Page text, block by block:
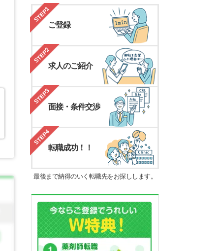
STEP1
ご登録
STEP2
求人のご紹介
STEP3
面接・条件交渉
STEP4
転職成功！！
最後まで納得のいく転職先をお探しします。